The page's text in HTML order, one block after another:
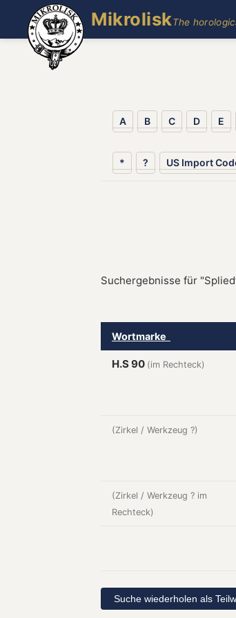
MikroliskThe
A B C D E
* ? US Import
Suchergebnisse für
Wortmarke
H.S 90 (im Rechteck)
(Zirkel / Werkzeug ?)
(Zirkel / Werkzeug ? im
Rechteck)